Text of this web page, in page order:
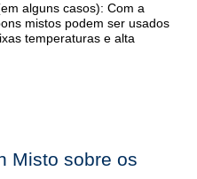
alguns casos): Com a
mistos podem ser usados
temperaturas e alta
Misto sobre os